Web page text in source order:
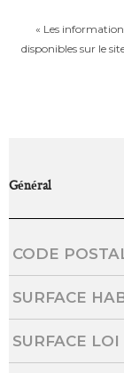
« Les
disponibles sur le
Général
Caractérisque Valeurs
CODE
SURFACE
SURFACE